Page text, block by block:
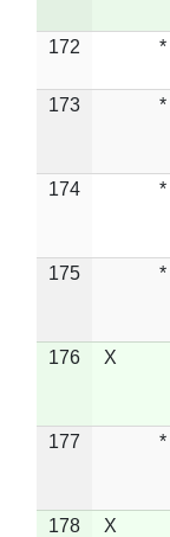
172 *
173 *
174 *
175 *
176 X
177 *
178 X